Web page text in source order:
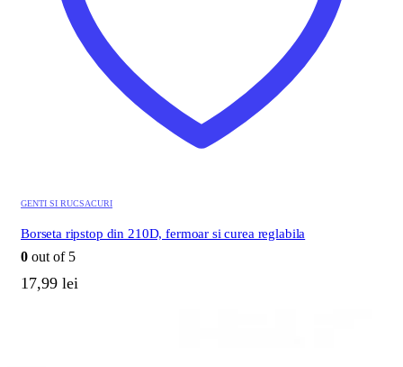
GENTI SI RUCSACURI
Borseta ripstop din 210D, fermoar si curea reglabila
0 out of 5
17,99 lei